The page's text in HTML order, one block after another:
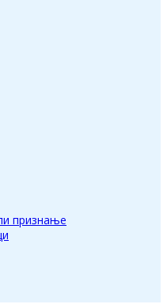
признање